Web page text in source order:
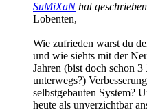
SuMiXaNhat
Lobenten,
Wie zufrieden warst du
und wie siehts mit der
Jahren (bist doch schon
unterwegs?)
selbstgebauten System?
heute als unverzichtbar